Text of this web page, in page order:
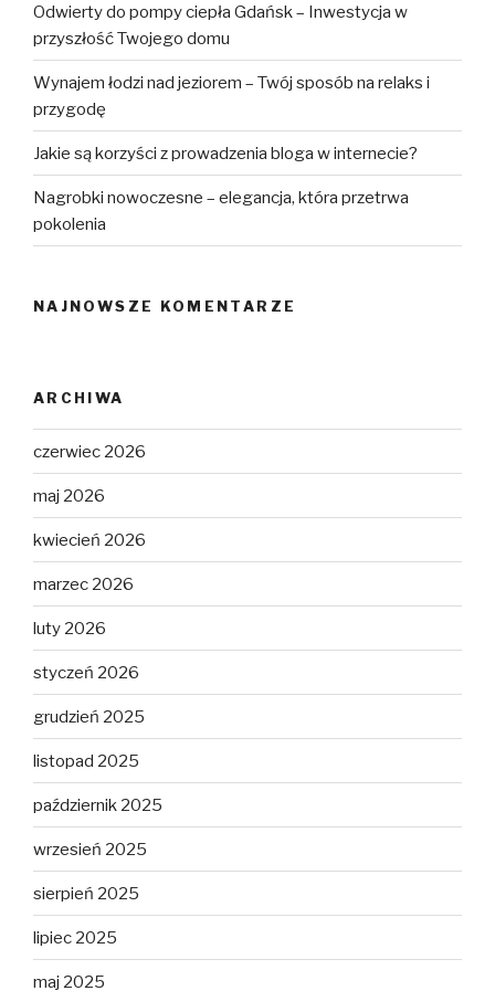
Odwierty do pompy ciepła Gdańsk – Inwestycja w
przyszłość Twojego domu
Wynajem łodzi nad jeziorem – Twój sposób na relaks i
przygodę
Jakie są korzyści z prowadzenia bloga w internecie?
Nagrobki nowoczesne – elegancja, która przetrwa
pokolenia
NAJNOWSZE KOMENTARZE
ARCHIWA
czerwiec 2026
maj 2026
kwiecień 2026
marzec 2026
luty 2026
styczeń 2026
grudzień 2025
listopad 2025
październik 2025
wrzesień 2025
sierpień 2025
lipiec 2025
maj 2025